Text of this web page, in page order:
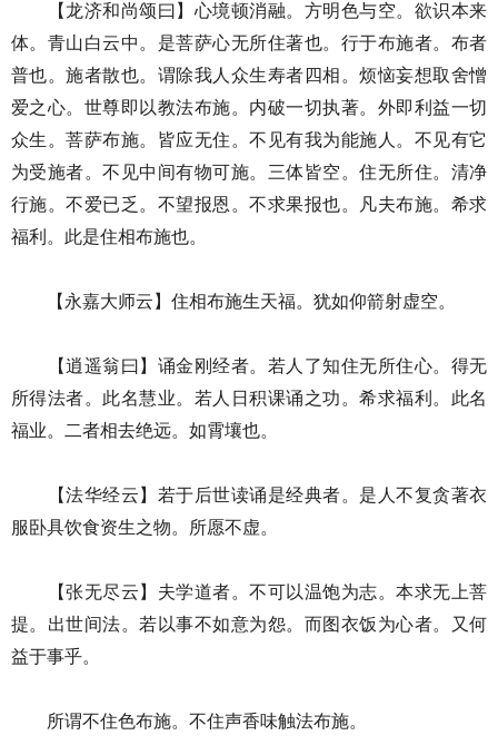
【龙济和尚颂曰】心境顿消融。方明色与空。欲识本来
体。青山白云中。是菩萨心无所住著也。行于布施者。布者
普也。施者散也。谓除我人众生寿者四相。烦恼妄想取舍憎
爱之心。世尊即以教法布施。内破一切执著。外即利益一切
众生。菩萨布施。皆应无住。不见有我为能施人。不见有它
为受施者。不见中间有物可施。三体皆空。住无所住。清净
行施。不爱已乏。不望报恩。不求果报也。凡夫布施。希求
福利。此是住相布施也。
【永嘉大师云】住相布施生天福。犹如仰箭射虚空。
【逍遥翁曰】诵金刚经者。若人了知住无所住心。得无
所得法者。此名慧业。若人日积课诵之功。希求福利。此名
福业。二者相去绝远。如霄壤也。
【法华经云】若于后世读诵是经典者。是人不复贪著衣
服卧具饮食资生之物。所愿不虚。
【张无尽云】夫学道者。不可以温饱为志。本求无上菩
提。出世间法。若以事不如意为怨。而图衣饭为心者。又何
益于事乎。
所谓不住色布施。不住声香味触法布施。